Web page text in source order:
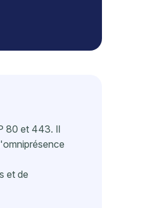
80 et 443. Il
et de